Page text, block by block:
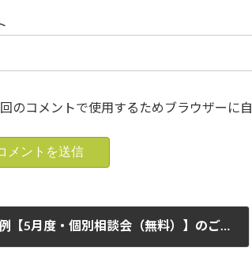
のコメントで使用するためブラウザーに
定例【5月度・個別相談会（無料）】のご案内です。この機会をご利用頂ければ幸いです。 （実施日）5月12日（日）と26日（日）（詳細は下記ご確認願います）（1日３組様です。ご予約をお願い致します）